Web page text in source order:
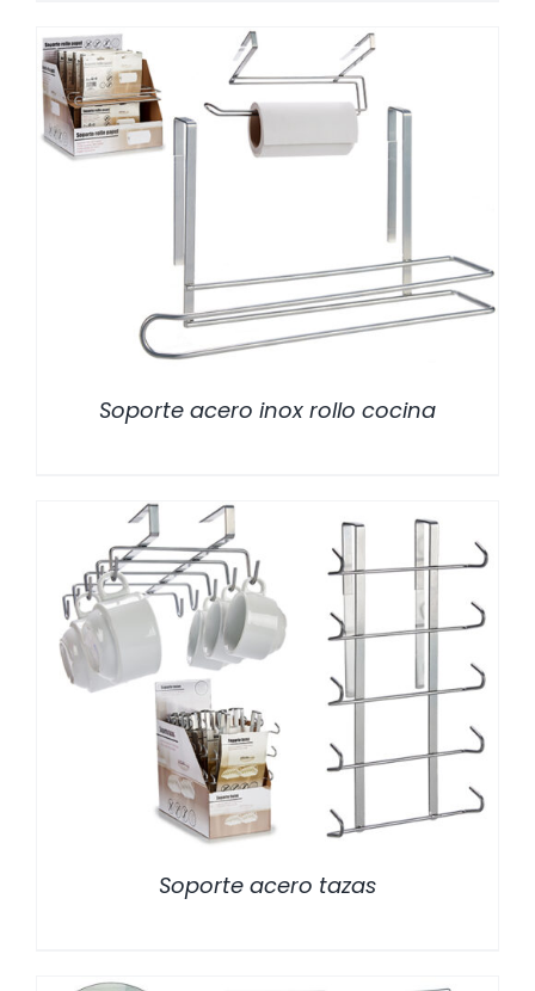
Soporte acero inox rollo cocina
DETALLES
Soporte acero tazas